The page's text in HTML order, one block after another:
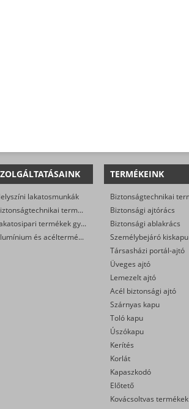
lakatosmunkák
Biztonságtechnikai termékek gyártása
Lakatosipari termékek gyártása
Alumínium és acéltermékek felületkezelése
TERMÉKEINK
Biztonsági ajtórács
Biztonsági ablakrács
Személybejáró kiskapu
Társasházi portál-ajtó
Üveges ajtó
Lemezelt ajtó
Acél biztonsági ajtó
Szárnyas kapu
Toló kapu
Úszókapu
Kerítés
Korlát
Kapaszkodó
Előtető
Kovácsoltvas termékek